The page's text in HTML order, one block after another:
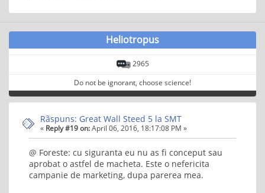
Heliotropus
2965
Do not be ignorant, choose science!
Rãspuns: Great Wall Steed 5 la SMT
« Reply #19 on:April 06, 2016, 18:17:08 PM »
@ Foreste: cu siguranta eu nu as fi conceput sau
aprobat o astfel de macheta. Este o nefericita
campanie de marketing, dupa parerea mea.